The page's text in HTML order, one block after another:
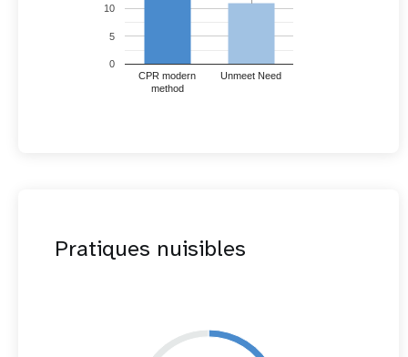
CPR modern
method
Unmeet Need
0
5
10
Pratiques nuisibles